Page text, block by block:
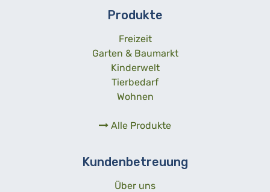
Produkte
Freizeit
Garten & Baumarkt
Kinderwelt
Tierbedarf
Wohnen
Alle Produkte
Kundenbetreuung
Über uns